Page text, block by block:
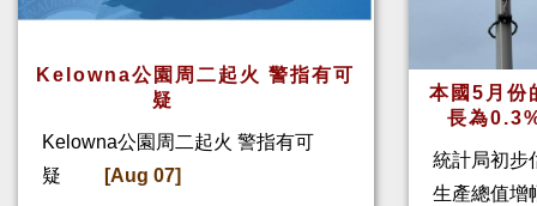
Kelowna公園周二起火 警指有可
疑
Kelowna公園周二起火 警指有可
疑
[Aug 07]
本國5月份
長為
統計局初步
生產總值增